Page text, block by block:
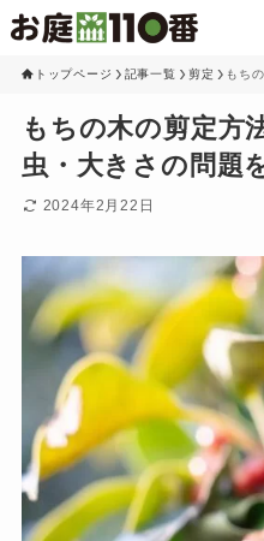
トップページ 記事一覧 剪定 もち
もちの木の剪定方
虫・大きさの問題
2024年2月22日